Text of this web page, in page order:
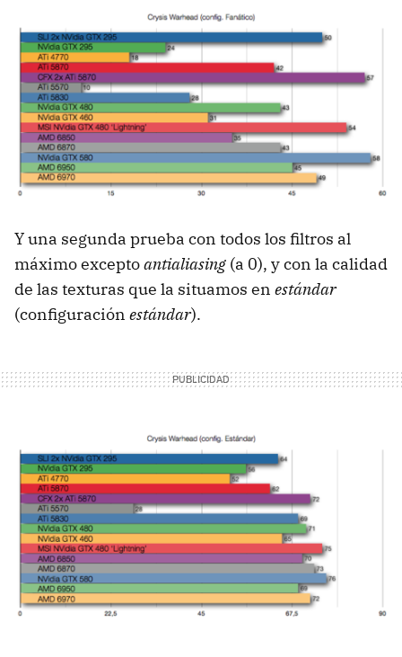
Y una segunda prueba con todos los filtros al
máximo exceptoantialiasing (a 0), y con la calidad
de las texturas que la situamos en estándar
(configuración estándar).